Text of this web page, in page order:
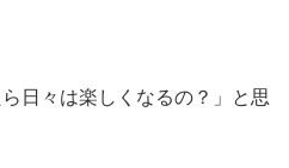
日々は楽しくなるの？」と思